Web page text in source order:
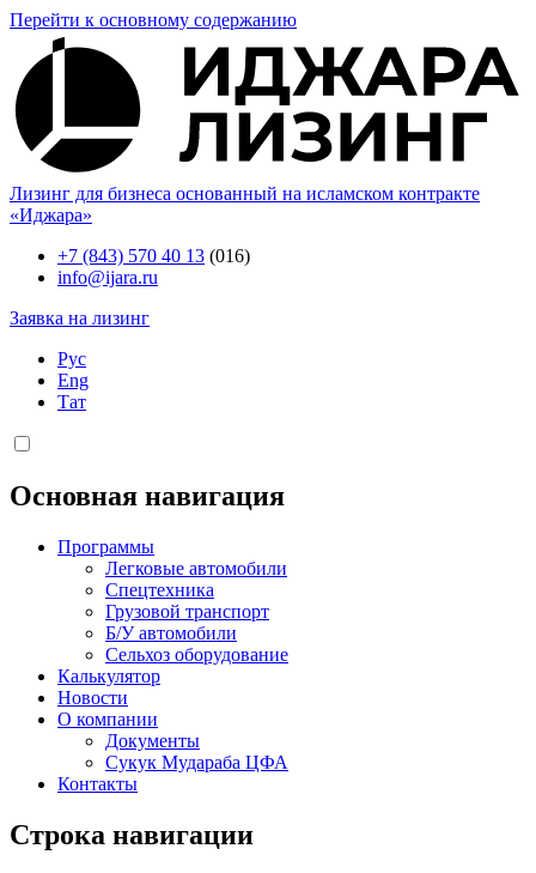
Перейти к основному содержанию
Лизинг для бизнеса основанный на исламском контракте
«Иджара»
+7 (843) 570 40 13 (016)
info@ijara.ru
Заявка на лизинг
Рус
Eng
Тат
Основная навигация
Программы
Легковые автомобили
Спецтехника
Грузовой транспорт
Б/У автомобили
Сельхоз оборудование
Калькулятор
Новости
О компании
Документы
Сукук Мудараба ЦФА
Контакты
Строка навигации